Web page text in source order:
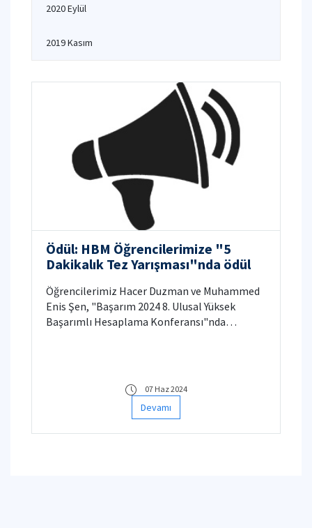
2020 Eylül
2019 Kasım
Ödül: HBM Öğrencilerimize "5
Dakikalık Tez Yarışması"nda ödül
Öğrencilerimiz Hacer Duzman ve Muhammed
Enis Şen, "Başarım 2024 8. Ulusal Yüksek
Başarımlı Hesaplama Konferansı"nda
07 Haz 2024
Devamı